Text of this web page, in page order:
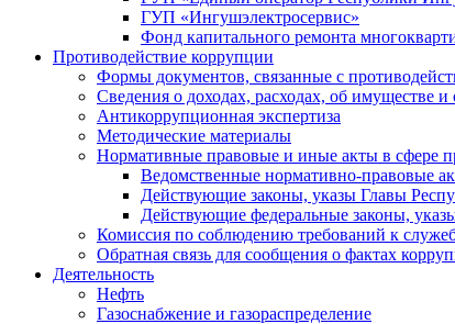
ГУП «Ингушэлектросервис»
Фонд капитального ремонта
Противодействие коррупции
Формы документов, связанные с
Сведения о доходах, расходах, об имуществе и
Антикоррупционная экспертиза
Методические материалы
Нормативные правовые и иные акты в сфере
Ведомственные нормативно-правовые
Действующие законы, указы Главы
Действующие федеральные законы,
Комиссия по соблюдению требований к
Обратная связь для сообщения о фактах
Деятельность
Нефть
Газоснабжение и газораспределение